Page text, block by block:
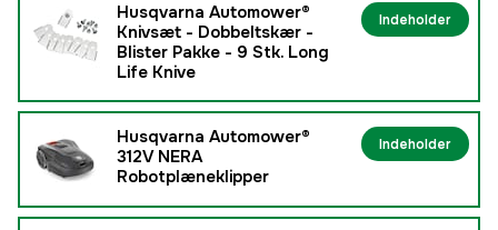
Husqvarna Automower®
Knivsæt - Dobbeltskær -
Blister Pakke - 9 Stk. Long
Life Knive
Indeholder
Husqvarna Automower®
312V NERA
Robotplæneklipper
Indeholder